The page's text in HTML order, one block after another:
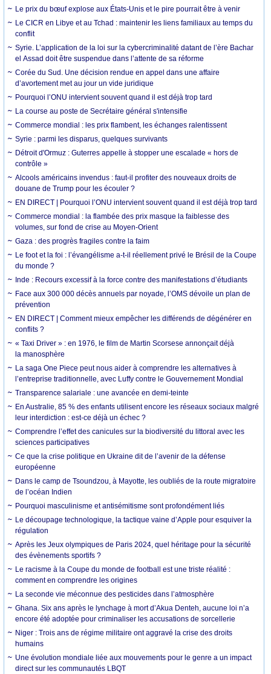
Le prix du bœuf explose aux États-Unis et le pire pourrait être à venir
Le CICR en Libye et au Tchad : maintenir les liens familiaux au temps du
conflit
Syrie. L’application de la loi sur la cybercriminalité datant de l’ère Bachar
el Assad doit être suspendue dans l’attente de sa réforme
Corée du Sud. Une décision rendue en appel dans une affaire
d’avortement met au jour un vide juridique
Pourquoi l’ONU intervient souvent quand il est déjà trop tard
La course au poste de Secrétaire général s'intensifie
Commerce mondial : les prix flambent, les échanges ralentissent
Syrie : parmi les disparus, quelques survivants
Détroit d'Ormuz : Guterres appelle à stopper une escalade « hors de
contrôle »
Alcools américains invendus : faut-il profiter des nouveaux droits de
douane de Trump pour les écouler ?
EN DIRECT | Pourquoi l’ONU intervient souvent quand il est déjà trop tard
Commerce mondial : la flambée des prix masque la faiblesse des
volumes, sur fond de crise au Moyen-Orient
Gaza : des progrès fragiles contre la faim
Le foot et la foi : l’évangélisme a-t-il réellement privé le Brésil de la Coupe
du monde ?
Inde : Recours excessif à la force contre des manifestations d’étudiants
Face aux 300 000 décès annuels par noyade, l’OMS dévoile un plan de
prévention
EN DIRECT | Comment mieux empêcher les différends de dégénérer en
conflits ?
« Taxi Driver » : en 1976, le film de Martin Scorsese annonçait déjà
la manosphère
La saga One Piece peut nous aider à comprendre les alternatives à
l’entreprise traditionnelle, avec Luffy contre le Gouvernement Mondial
Transparence salariale : une avancée en demi-teinte
En Australie, 85 % des enfants utilisent encore les réseaux sociaux malgré
leur interdiction : est-ce déjà un échec ?
Comprendre l’effet des canicules sur la biodiversité du littoral avec les
sciences participatives
Ce que la crise politique en Ukraine dit de l’avenir de la défense
européenne
Dans le camp de Tsoundzou, à Mayotte, les oubliés de la route migratoire
de l’océan Indien
Pourquoi masculinisme et antisémitisme sont profondément liés
Le découpage technologique, la tactique vaine d’Apple pour esquiver la
régulation
Après les Jeux olympiques de Paris 2024, quel héritage pour la sécurité
des évènements sportifs ?
Le racisme à la Coupe du monde de football est une triste réalité :
comment en comprendre les origines
La seconde vie méconnue des pesticides dans l’atmosphère
Ghana. Six ans après le lynchage à mort d’Akua Denteh, aucune loi n’a
encore été adoptée pour criminaliser les accusations de sorcellerie
Niger : Trois ans de régime militaire ont aggravé la crise des droits
humains
Une évolution mondiale liée aux mouvements pour le genre a un impact
direct sur les communautés LBQT